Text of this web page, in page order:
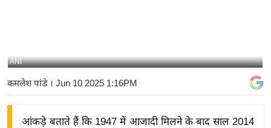
ष्ट्री
बि
ANI
कमलेश पांडे। Jun 10 2025 1:16PM
आंकड़े बताते हैं कि 1947 में आजादी मिलने के बाद साल 2014